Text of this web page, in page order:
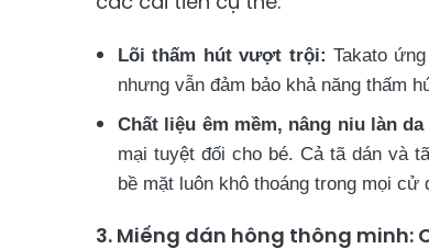
Lõi thấm hút vượt trội: Takato
nhưng vẫn đảm bảo khả năng thấm
Chất liệu êm mềm, nâng niu làn da
mại tuyệt đối cho bé. Cả tã dán và
bề mặt luôn khô thoáng trong mọi cử
3. Miếng dán hông thông minh: